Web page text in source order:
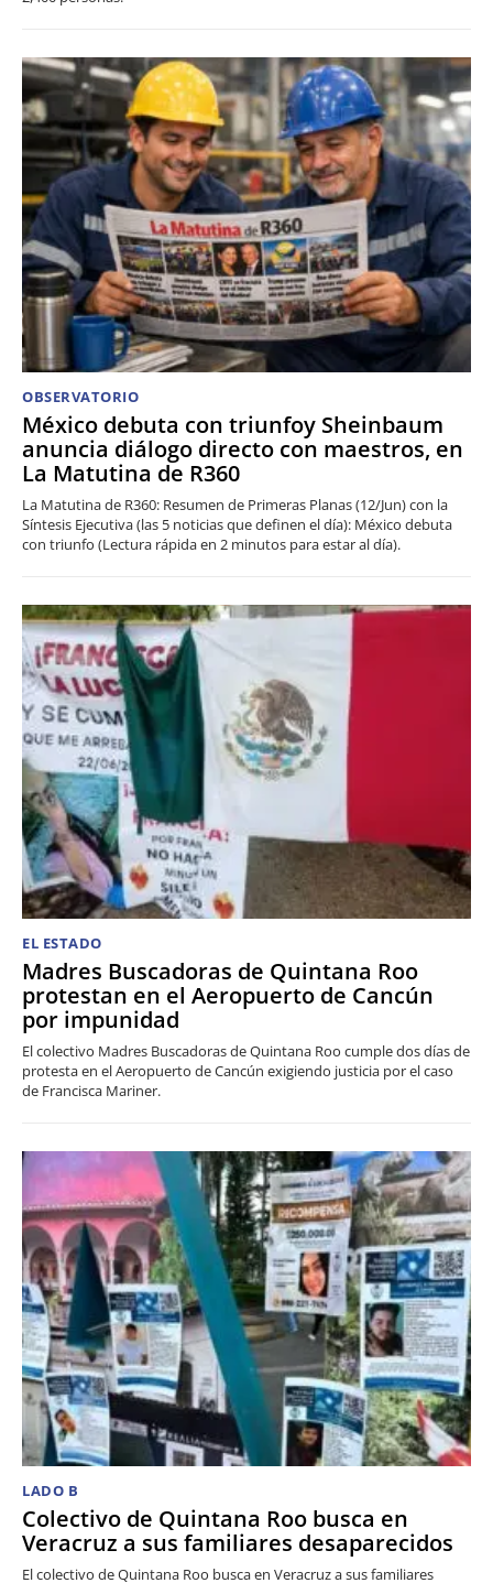
OBSERVATORIO
México debuta con triunfoy Sheinbaum
anuncia diálogo directo con maestros, en
La Matutina de R360
La Matutina de R360: Resumen de Primeras Planas (12/Jun) con la
Síntesis Ejecutiva (las 5 noticias que definen el día): México debuta
con triunfo (Lectura rápida en 2 minutos para estar al día).
EL ESTADO
Madres Buscadoras de Quintana Roo
protestan en el Aeropuerto de Cancún
por impunidad
El colectivo Madres Buscadoras de Quintana Roo cumple dos días de
protesta en el Aeropuerto de Cancún exigiendo justicia por el caso
de Francisca Mariner.
LADO B
Colectivo de Quintana Roo busca en
Veracruz a sus familiares desaparecidos
El colectivo de Quintana Roo busca en Veracruz a sus familiares